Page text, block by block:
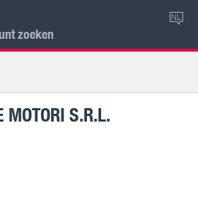
zoeken
NL
MOTORI S.R.L.